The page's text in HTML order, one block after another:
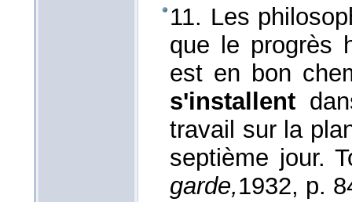
11. Les
que le progrès
est en bon
s'installent
travail sur la
septième jour.
garde,1932, p.